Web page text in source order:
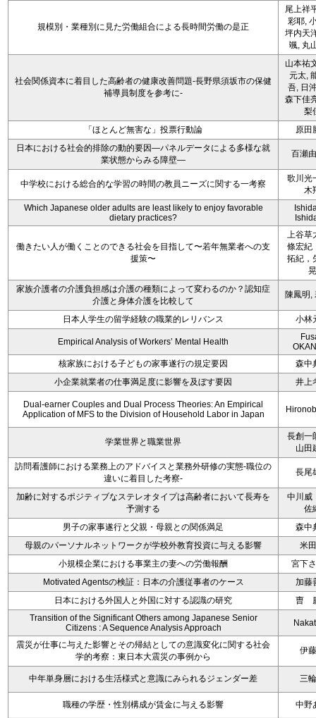
規模別・業種別に見た労働組合による長時間労働の是正
尾上祥
彩耶,
坪内天
颯, 丸
社会関係資本に着目した高齢者の健康改善問題-長野県須坂市の保健
補導員制度を参考に-
山本祐
元太,
吾, 日
森下佳
梨
「ほとんど無害な」投票行動論
原田
日本における社会的排除の動的要因―パネルデータによる多様な就
業状態からみる障壁―
百瀬
中学校における総合的な学習の時間の教員ニーズに関する一考察
歌川光
木
Which Japanese older adults are least likely to enjoy favorable
dietary practices?
働きたい人が働くことのできる社会を目指して〜若年無業者への支
援策〜
上谷草
條宏紀
拓紀，
晃
家族介護者の介護負担感は介護の種類によって変わるのか？認知症
介護と身体介護を比較して
陳鳳明,
日本人学生の留学経験の職業的レリバンス 小林
Empirical Analysis of Workers’ Mental Health
核家族における子どもの家事遂行の規定要因
森中
小企業就業者の仕事満足度に影響を及ぼす要因
井上
Dual-earner Couples and Dual Process Theories: An Empirical
Application of MFS to the Division of Household Labor in Japan
学業世界と職業世界
長創一
山田
訪問看護師における業務上のアドバイスと業務外研修の実態-職位の
違いに着目した考察-
長尾
加齢に対するポジティブなステレオタイプは高齢者において長寿を
予測する
中川威
佐
男子の家事遂行と父親・母親との関係満足
森中
母親のパーソナルネットワークが学校外教育投資に与える影響
米
小規模企業における事業主の妻への労働報酬
宮下
Motivated Agentsの検証：日本の介護従事者のケース
加藤
日本における外国人と外国に対する認識の研究
曺
Transition of the Significant Others among Japanese Senior
Citizens : A Sequence Analysis Approach
震災が仕事に与えた影響とその帰結としての意識変化に関する社会
学的考察：東日本大震災の事例から
伊
中年単身層における生活様式と意識にみられるジェンダー差 三
職種の学歴・性別構成が賃金に与える影響 中野